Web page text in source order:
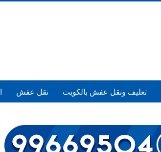
تغليف ونقل عفش بالكويت نقل عفش